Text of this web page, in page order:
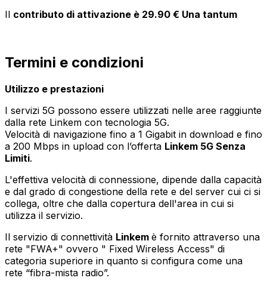
Il contributo di attivazione è 29.90 € Una tantum
Termini e condizioni
Utilizzo e prestazioni
I servizi 5G possono essere utilizzati nelle aree raggiunte
dalla rete Linkem con tecnologia 5G.
Velocità di navigazione fino a 1 Gigabit in download e fino
a 200 Mbps in upload con l’offerta Linkem 5G Senza
Limiti.
L'effettiva velocità di connessione, dipende dalla capacità
e dal grado di congestione della rete e del server cui ci si
collega, oltre che dalla copertura dell'area in cui si
utilizza il servizio.
Il servizio di connettività Linkem è fornito attraverso una
rete "FWA+" ovvero " Fixed Wireless Access" di
categoria superiore in quanto si configura come una
rete “fibra-mista radio”.